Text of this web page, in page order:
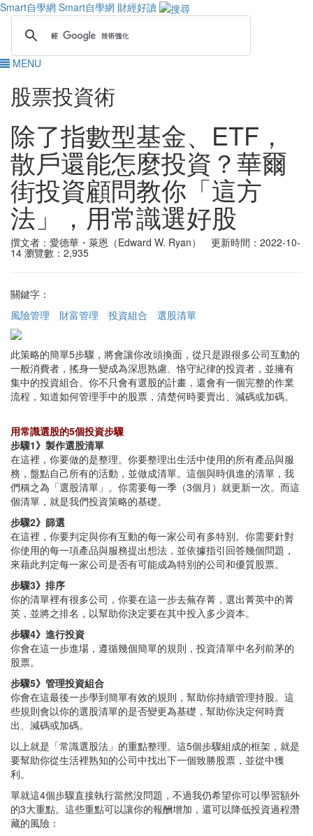
Smart自學網 Smart自學網 財經好讀
MENU
股票投資術
除了指數型基金、ETF，
散戶還能怎麼投資？華爾
街投資顧問教你「這方
法」，用常識選好股
撰文者：愛德華・萊恩（Edward W. Ryan） 更新時間：2022-10-
14 瀏覽數：2,935
關鍵字：
風險管理
財富管理 投資組合 選股清單
此策略的簡單5步驟，將會讓你改頭換面，從只是跟很多公司互動的
一般消費者，搖身一變成為深思熟慮、恪守紀律的投資者，並擁有
集中的投資組合。你不只會有選股的計畫，還會有一個完整的作業
流程，知道如何管理手中的股票，清楚何時要賣出、減碼或加碼。
用常識選股的5個投資步驟
步驟1》製作選股清單
在這裡，你要做的是整理。你要整理出生活中使用的所有產品與服
務，盤點自己所有的活動，並做成清單。這個與時俱進的清單，我
們稱之為「選股清單」。你需要每一季（3個月）就更新一次。而這
個清單，就是我們投資策略的基礎。
步驟2》篩選
在這裡，你要判定與你有互動的每一家公司有多特別。你需要針對
你使用的每一項產品與服務提出想法，並依據指引回答幾個問題，
來藉此判定每一家公司是否有可能成為特別的公司和優質股票。
步驟3》排序
你的清單裡有很多公司，你要在這一步去蕪存菁，選出菁英中的菁
英，並將之排名，以幫助你決定要在其中投入多少資本。
步驟4》進行投資
你會在這一步進場，遵循幾個簡單的規則，投資清單中名列前茅的
股票。
步驟5》管理投資組合
你會在這最後一步學到簡單有效的規則，幫助你持續管理持股。這
些規則會以你的選股清單的是否變更為基礎，幫助你決定何時賣
出、減碼或加碼。
以上就是「常識選股法」的重點整理。這5個步驟組成的框架，就是
要幫助你從生活裡熟知的公司中找出下一個致勝股票，並從中獲
利。
單就這4個步驟直接執行當然沒問題，不過我仍希望你可以學習額外
的3大重點。這些重點可以讓你的報酬增加，還可以降低投資過程潛
藏的風險：